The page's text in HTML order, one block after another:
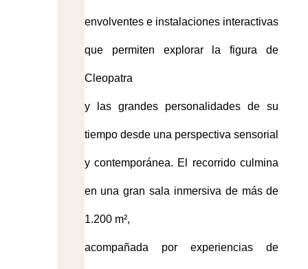
envolventes e instalaciones interactivas
que permiten explorar la figura de
Cleopatra
y las grandes personalidades de su
tiempo desde una perspectiva sensorial
y contemporánea. El recorrido culmina
en una gran sala inmersiva de más de
1.200 m²,
acompañada por experiencias de